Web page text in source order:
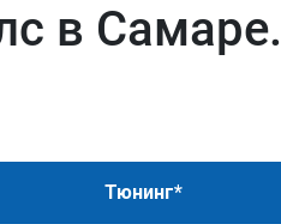
в Самаре.
Тюнинг*